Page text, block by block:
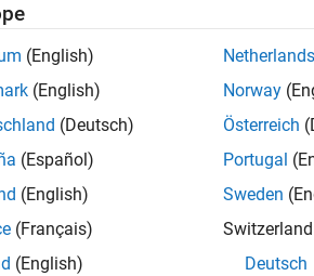
de poste n’ont pas toutes été
votre région.
Quality Engineer
Software Quality Engineer
| Ingénierie de la qualité |
your C/C++ development skills to
test suites, Hands-on testing for
(English)
(English)
(Deutsch)
(Español)
(English)
(Français)
(English)
Netherlands
Norway
Österreich
Portugal
Sweden
Switzerland
Deutsch